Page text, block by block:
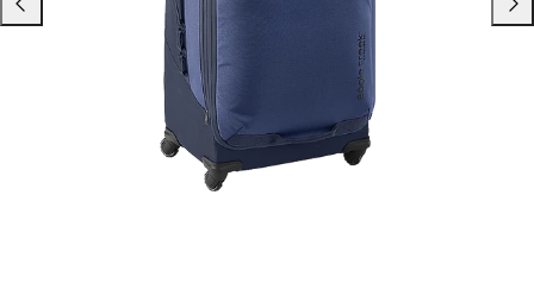
Nach
links
Nach